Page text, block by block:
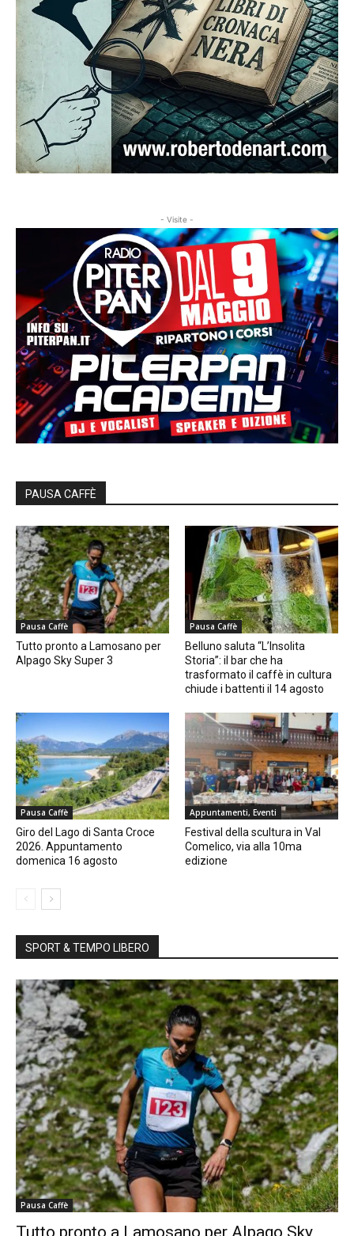
- Visite -
PAUSA CAFFÈ
Pausa Caffè
Tutto pronto a Lamosano per
Alpago Sky Super 3
Pausa Caffè
Belluno saluta “L’Insolita
Storia”: il bar che ha
trasformato il caffè in cultura
chiude i battenti il 14 agosto
Pausa Caffè
Giro del Lago di Santa Croce
2026. Appuntamento
domenica 16 agosto
Appuntamenti, Eventi
Festival della scultura in Val
Comelico, via alla 10ma
edizione
SPORT & TEMPO LIBERO
Pausa Caffè
Tutto pronto a Lamosano per Alpago Sky